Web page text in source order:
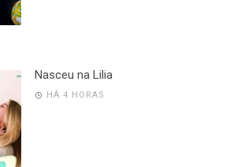
Nasceu na Lilia
HÁ 4 HORAS